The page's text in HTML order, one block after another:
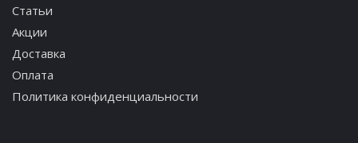
Статьи
Акции
Доставка
Оплата
Политика конфиденциальности